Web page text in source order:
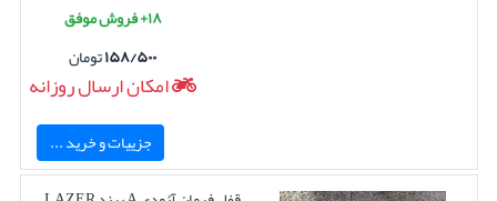
۱۸+ فروش موفق
۱۵۸/۵۰۰تومان
امکان ارسال روزانه
جزییات و خرید ...